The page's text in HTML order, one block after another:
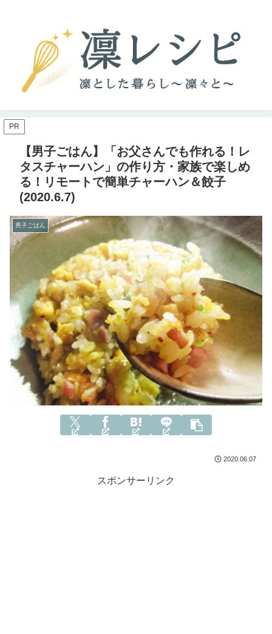
PR
【男子ごはん】「お父さんでも作れる！レ
タスチャーハン」の作り方・家族で楽しめ
る！リモートで簡単チャーハン＆餃子
(2020.6.7)
男子ごはん
2020.06.07
スポンサーリンク